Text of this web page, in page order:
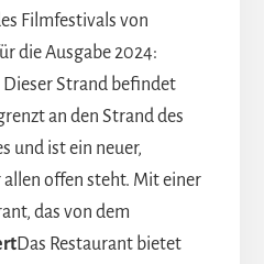
Filmfestivals von
die Ausgabe 2024:
Dieser Strand befindet
an den Strand des
und ist ein neuer,
offen steht. Mit einer
das von dem
Das Restaurant bietet